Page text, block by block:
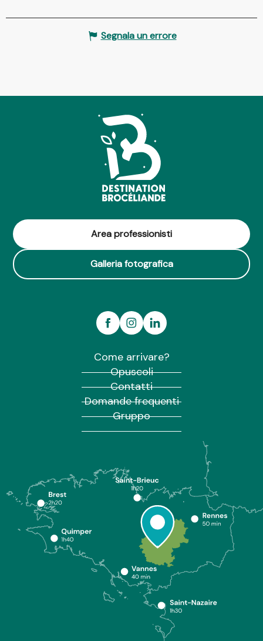
Segnala un errore
Area professionisti
Galleria fotografica
Come arrivare?
Opuscoli
Contatti
Domande frequenti
Gruppo